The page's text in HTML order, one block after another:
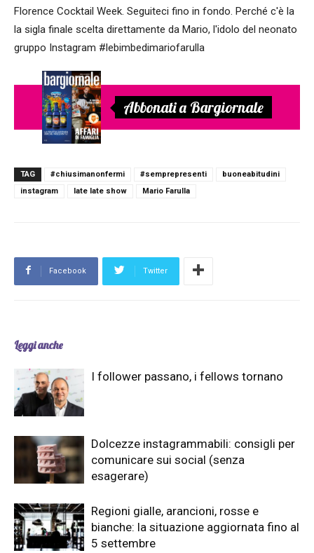
Florence Cocktail Week. Seguiteci fino in fondo. Perché c'è la
la sigla finale scelta direttamente da Mario, l'idolo del neonato
gruppo Instagram #lebimbedimariofarulla
Abbonati a Bargiornale
TAG #chiusimanonfermi #semprepresenti
buoneabitudini
instagram
late late show Mario Farulla
Facebook Twitter
Leggi anche
I follower passano, i fellows tornano
Dolcezze instagrammabili: consigli per
comunicare sui social (senza
esagerare)
Regioni gialle, arancioni, rosse e
bianche: la situazione aggiornata fino al
5 settembre